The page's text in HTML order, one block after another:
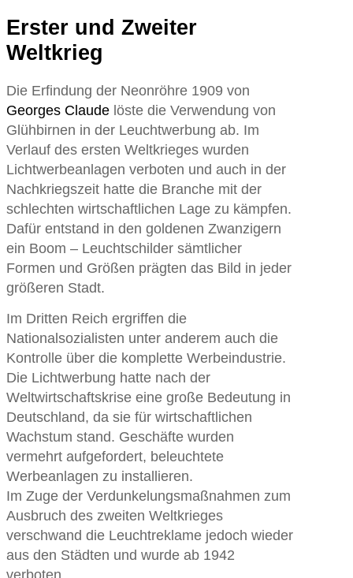
Erster und Zweiter
Weltkrieg
Die Erfindung der Neonröhre 1909 von
Georges Claudelöste die Verwendung von
Glühbirnen in der Leuchtwerbung ab. Im
Verlauf des ersten Weltkrieges wurden
Lichtwerbeanlagen verboten und auch in der
Nachkriegszeit hatte die Branche mit der
schlechten wirtschaftlichen Lage zu kämpfen.
Dafür entstand in den goldenen Zwanzigern
ein Boom – Leuchtschilder sämtlicher
Formen und Größen prägten das Bild in jeder
größeren Stadt.
Im Dritten Reich ergriffen die
Nationalsozialisten unter anderem auch die
Kontrolle über die komplette Werbeindustrie.
Die Lichtwerbung hatte nach der
Weltwirtschaftskrise eine große Bedeutung in
Deutschland, da sie für wirtschaftlichen
Wachstum stand. Geschäfte wurden
vermehrt aufgefordert, beleuchtete
Werbeanlagen zu installieren.
Im Zuge der Verdunkelungsmaßnahmen zum
Ausbruch des zweiten Weltkrieges
verschwand die Leuchtreklame jedoch wieder
aus den Städten und wurde ab 1942